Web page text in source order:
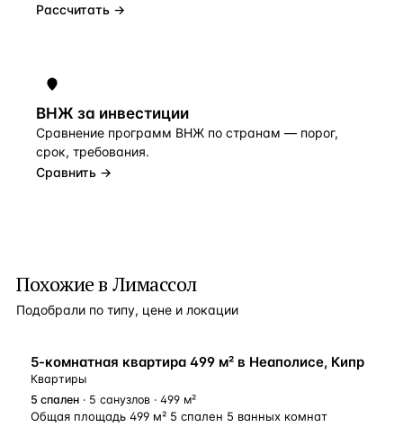
Рассчитать →
ВНЖ за инвестиции
Сравнение программ ВНЖ по странам — порог,
срок, требования.
Сравнить →
Похожие в Лимассол
Подобрали по типу, цене и локации
ВНЖ
5-комнатная квартира 499 м² в Неаполисе, Кипр
Квартиры
5 спален · 5 санузлов · 499 м²
Общая площадь 499 м² 5 спален 5 ванных комнат